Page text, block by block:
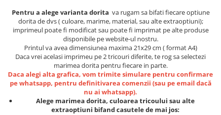
Pijamale de CRACIUN
Pijamale de dama
Pijamale de barbati
Halate si capoate
Pijamale
WINTER Collection
Halate si pijamale Family
Pentru a alege varianta dorita va rugam sa bifati fiecare optiune
dorita de dvs ( culoare, marime, material, sau alte extraoptiuni);
imprimeul poate fi modificat sau poate fi imprimat pe alte produse
disponibile pe website-ul nostru.
Printul va avea dimensiunea maxima 21x29 cm ( format A4)
Daca vrei acelasi imprimeu pe 2 tricouri diferite, te rog sa selectezi
marimea dorita pentru fiecare in parte.
Daca alegi alta grafica, vom trimite simulare pentru confirmare
pe whatsapp, pentru definitivarea comenzii (sau pe email dacă
nu ai whatsapp).
Alege marimea dorita, culoarea tricoului sau alte
extraoptiuni bifand casutele de mai jos: